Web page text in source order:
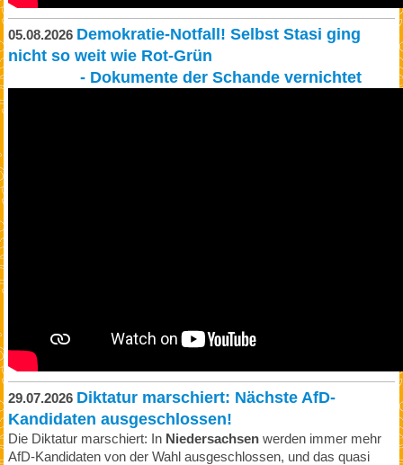
05.08.2026 Demokratie-Notfall! Selbst Stasi ging
nicht so weit wie Rot-Grün
- Dokumente der Schande vernichtet
29.07.2026 Diktatur marschiert: Nächste AfD-
Kandidaten ausgeschlossen!
Die Diktatur marschiert: In Niedersachsenwerden immer mehr
AfD-Kandidaten von der Wahl ausgeschlossen, und das quasi